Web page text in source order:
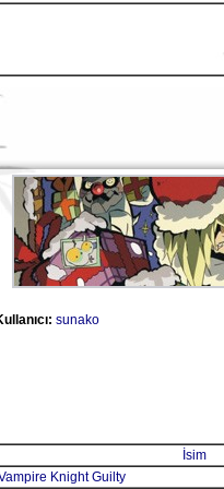
sunako
İsim
Knight Guilty